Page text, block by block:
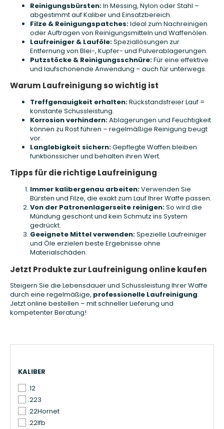
Reinigungsbürsten:In Messing, Nylon oder Stahl –
abgestimmt auf Kaliber und Einsatzbereich.
Filze & Reinigungspatches:Ideal zum Nachreinigen
oder Auftragen von Reinigungsmitteln und Waffenölen.
Laufreiniger & Lauföle:Speziallösungen zur
Entfernung von Blei-, Kupfer- und Pulverablagerungen.
Putzstöcke & Reinigungsschnüre:Für eine effektive
und laufschonende Anwendung – auch für unterwegs.
Warum Laufreinigung so wichtig ist
Treffgenauigkeit erhalten:Rückstandsfreier Lauf =
konstante Schussleistung.
Korrosion verhindern:Ablagerungen und Feuchtigkeit
können zu Rost führen – regelmäßige Reinigung beugt
vor.
Langlebigkeit sichern:Gepflegte Waffen bleiben
funktionssicher und behalten ihren Wert.
Tipps für die richtige Laufreinigung
Immer kalibergenau arbeiten:Verwenden Sie
Bürsten und Filze, die exakt zum Lauf Ihrer Waffe passen.
Von der Patronenlagerseite reinigen:So wird die
Mündung geschont und kein Schmutz ins System
gedrückt.
Geeignete Mittel verwenden:Spezielle Laufreiniger
und Öle erzielen beste Ergebnisse ohne
Materialschäden.
Jetzt Produkte zur Laufreinigung online kaufen
Steigern Sie die Lebensdauer und Schussleistung Ihrer Waffe
durch eine regelmäßige, professionelle Laufreinigung.
Jetzt online bestellen – mit schneller Lieferung und
kompetenter Beratung!
KALIBER
KALIBER
.12
.223
.22Hornet
.22lfb